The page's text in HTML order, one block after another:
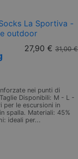
27,90 € 31,00 €
nei punti di
Disponibili: M - L -
per le escursioni in
spalla. Materiali: 45%
ideali per...